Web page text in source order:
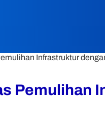
Infrastruktur
Pemulihan